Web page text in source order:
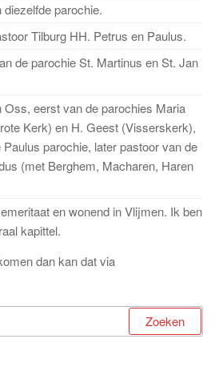
parochie.
Tilburg HH. Petrus en Paulus.
de parochie St. Martinus en St. Jan
Oss, eerst van de parochies Maria
Kerk) en H. Geest (Visserskerk),
parochie, later pastoor van de
(met Berghem, Macharen, Haren
en wonend in Vlijmen. Ik ben
kapittel.
dan kan dat via